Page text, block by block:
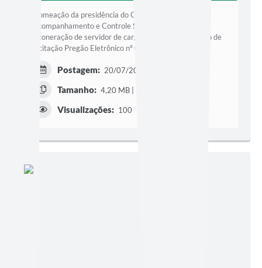
Nomeação da presidência do Conselho Municipal de
Acompanhamento e Controle Social do FUNDEB -
Exoneração de servidor de cargo em comissão - Aviso de
Licitação Pregão Eletrônico nº 023/2026.
Postagem: 20/07/2026 às 12h08
Tamanho: 4,20 MB | 5 páginas
Visualizações: 100